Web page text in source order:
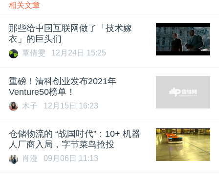
相关文章
那些给中国互联网做了「技术嫁
衣」的巨头们
覃倩雯 12月24日 15:25
重磅！清科创业发布2021年
Venture50榜单！
木子 12月15日 16:23
仓储物流的 “战国时代”：10+ 机器
人厂商入局，字节菜鸟抢投
肖漫 09月06日 11:13